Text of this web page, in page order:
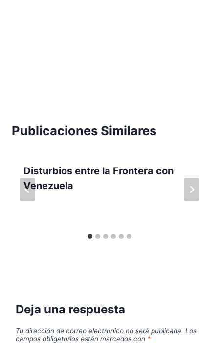
Publicaciones Similares
Disturbios entre la Frontera con
Venezuela
Deja una respuesta
Tu dirección de correo electrónico no será publicada. Los
campos obligatorios están marcados con *